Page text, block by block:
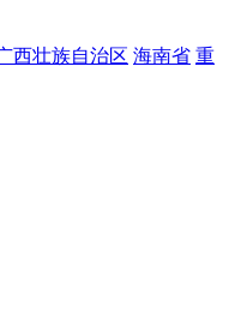
西壮族自治区 海南省 重